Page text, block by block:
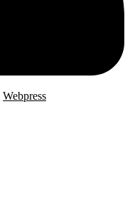
Webpress